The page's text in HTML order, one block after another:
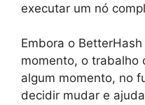
executar um nó
Embora o
momento, o trabalho
algum momento, no
decidir mudar e